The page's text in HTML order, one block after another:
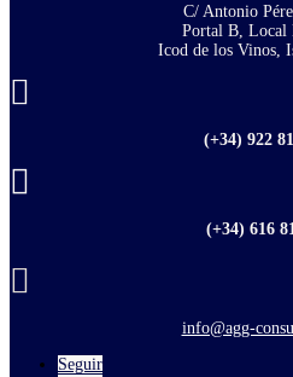
C/ Antonio
Portal B, Local
Icod de los Vinos,

(+34) 922

(+34) 616

info@agg-
Seguir